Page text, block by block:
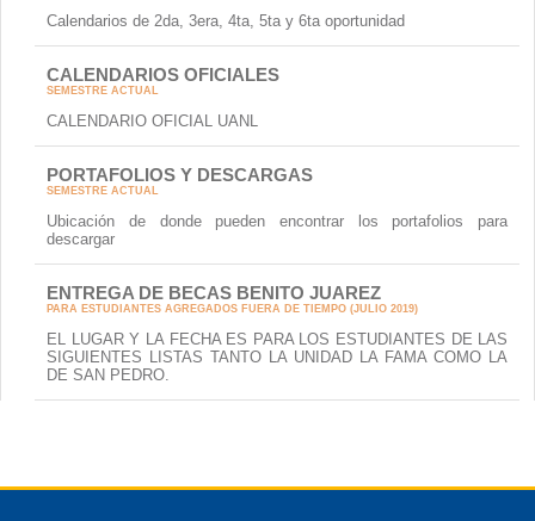
Calendarios de 2da, 3era, 4ta, 5ta y 6ta oportunidad
CALENDARIOS OFICIALES
SEMESTRE ACTUAL
CALENDARIO OFICIAL UANL
PORTAFOLIOS Y DESCARGAS
SEMESTRE ACTUAL
Ubicación de donde pueden encontrar los portafolios para
descargar
ENTREGA DE BECAS BENITO JUAREZ
PARA ESTUDIANTES AGREGADOS FUERA DE TIEMPO (JULIO 2019)
EL LUGAR Y LA FECHA ES PARA LOS ESTUDIANTES DE LAS
SIGUIENTES LISTAS TANTO LA UNIDAD LA FAMA COMO LA
DE SAN PEDRO.